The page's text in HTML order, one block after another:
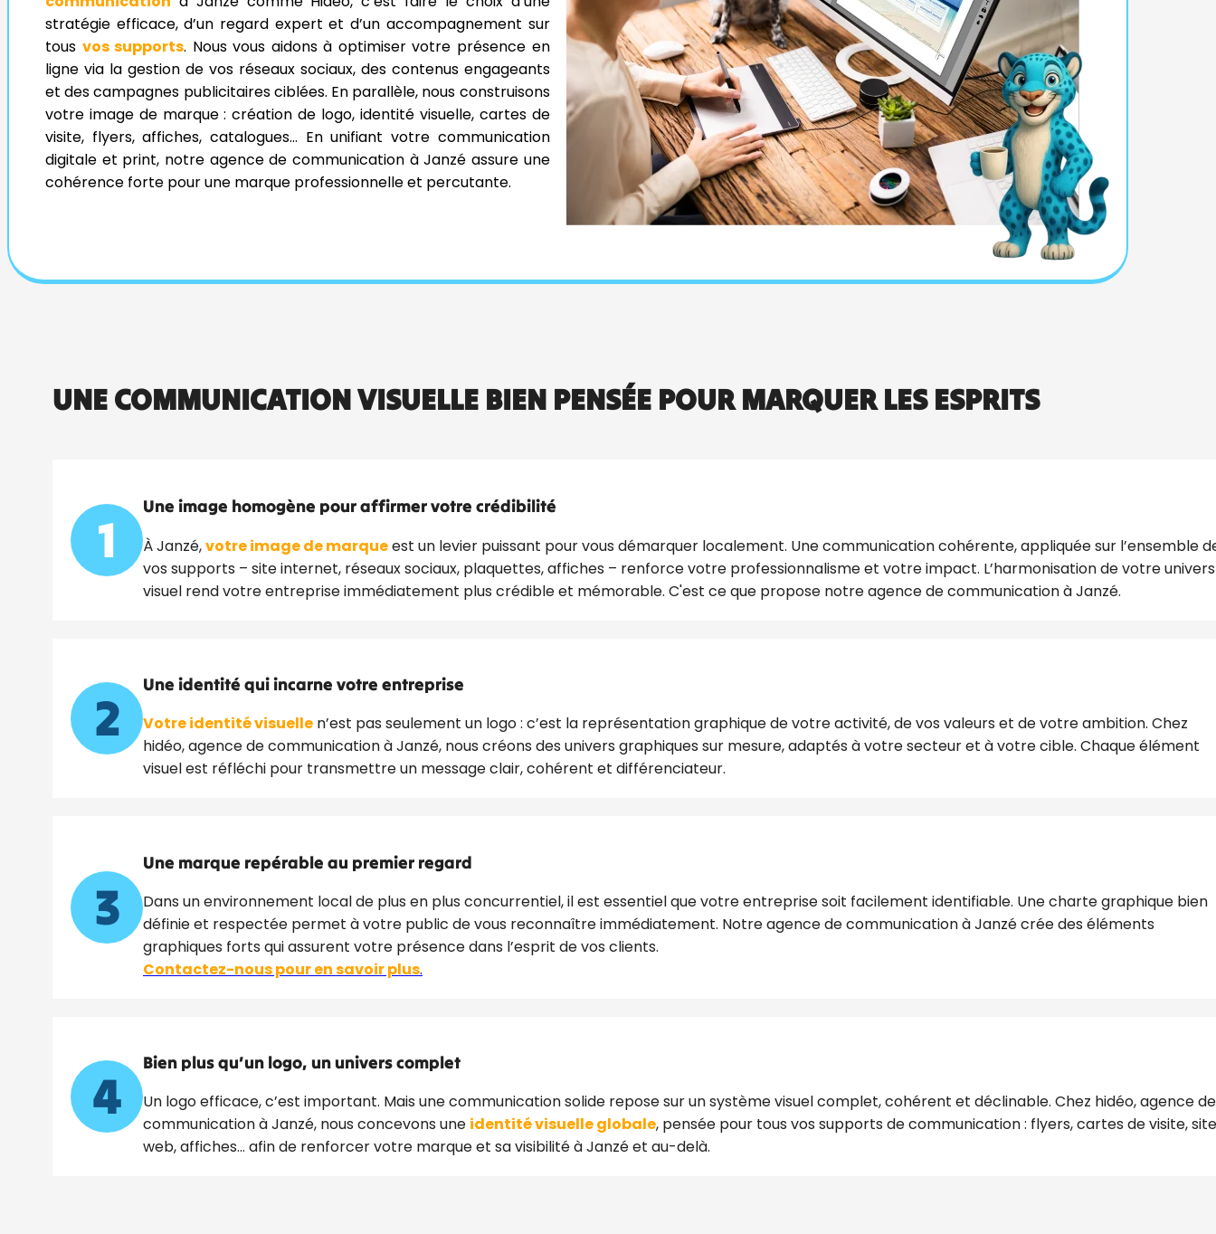
stratégie efficace, d’un regard expert et d’un accompagnement sur
tous vos supports. Nous vous aidons à optimiser votre présence en
ligne via la gestion de vos réseaux sociaux, des contenus engageants
et des campagnes publicitaires ciblées. En parallèle, nous construisons
votre image de marque : création de logo, identité visuelle, cartes de
visite, flyers, affiches, catalogues… En unifiant votre communication
digitale et print, notre agence de communication à Janzé assure une
cohérence forte pour une marque professionnelle et percutante.
UNE COMMUNICATION VISUELLE BIEN PENSÉE POUR MARQUER LES ESPRITS
1
Une image homogène pour affirmer votre crédibilité
À Janzé,votre image de marqueest un levier puissant pour vous démarquer localement. Une communication cohérente, appliquée sur l’ensemble
vos supports – site internet, réseaux sociaux, plaquettes, affiches – renforce votre professionnalisme et votre impact. L’harmonisation de votre univers
visuel rend votre entreprise immédiatement plus crédible et mémorable. C'est ce que propose notre agence de communication à Janzé.
2
Une identité qui incarne votre entreprise
Votre identité visuelle n’est pas seulement un logo : c’est la représentation graphique de votre activité, de vos valeurs et de votre ambition. Chez
hidéo, agence de communication à Janzé, nous créons des univers graphiques sur mesure, adaptés à votre secteur et à votre cible. Chaque élément
visuel est réfléchi pour transmettre un message clair, cohérent et différenciateur.
3
Une marque repérable au premier regard
Dans un environnement local de plus en plus concurrentiel, il est essentiel que votre entreprise soit facilement identifiable. Une charte graphique bien
définie et respectée permet à votre public de vous reconnaître immédiatement. Notre agence de communication à Janzé crée des éléments
graphiques forts qui assurent votre présence dans l’esprit de vos clients.
Contactez-nous pour en savoir plus.
4
Bien plus qu’un logo, un univers complet
Un logo efficace, c’est important. Mais une communication solide repose sur un système visuel complet, cohérent et déclinable. Chez hidéo, agence de
communication à Janzé, nous concevons une identité visuelle globale, pensée pour tous vos supports de communication : flyers, cartes de visite, site
web, affiches… afin de renforcer votre marque et sa visibilité à Janzé et au-delà.